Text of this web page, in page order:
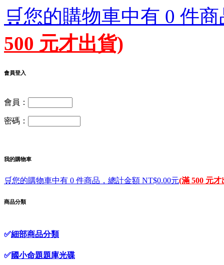
🛒您的購物車中有 0 件
500 元才出貨)
會員登入
會員：
密碼：
我的購物車
🛒您的購物車中有 0 件商品，總計金額 NT$0.00元(滿 500 元才
商品分類
✅細部商品分類
✅國小命題題庫光碟